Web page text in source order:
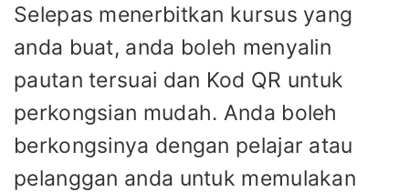
Selepas menerbitkan kursus yang
anda buat, anda boleh menyalin
pautan tersuai dan Kod QR untuk
perkongsian mudah. Anda boleh
berkongsinya dengan pelajar atau
pelanggan anda untuk memulakan